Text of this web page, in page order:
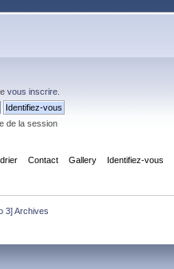
vous inscrire
de la session
Contact Gallery Identifiez-vous
3] Archives